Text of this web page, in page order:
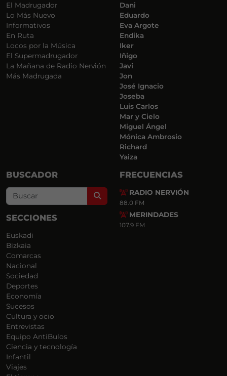
El Madrugador
Lo Más Nuevo
Informativos
En Ruta
Locos por la Música
El Supermadrugador
La Mañana de Radio Nervión
Más Madrugada
Dani
Eduardo
Eva Argote
Endika
Iker
Iñigo
Javi
Jon
José Ignacio
Joseba
Luis Carlos
Mar y Cielo
Miguel Ángel
Mónica Ambrosio
Richard
Yaiza
BUSCADOR
Search
SECCIONES
Euskadi
Bizkaia
Comarcas
Nacional
Sociedad
Deportes
Economía
Sucesos
Cultura y ocio
Entrevistas
Equipo AntiBulos
Ciencia y tecnología
Infantil
Viajes
FRECUENCIAS
RADIO NERVIÓN
88.0 FM
MERINDADES
107.9 FM